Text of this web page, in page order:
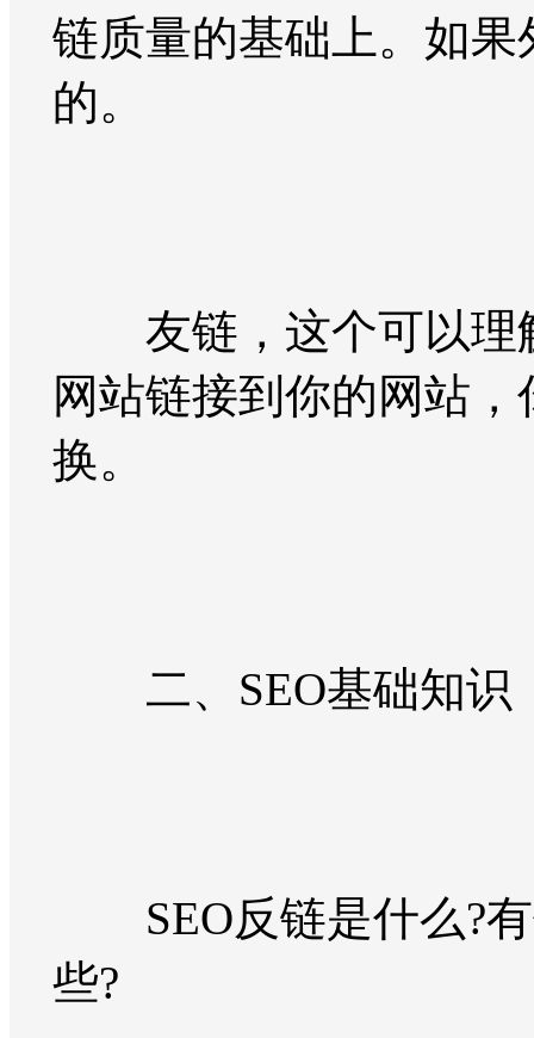
链质量的基础上。如
的。
友链，这个可以理
网站链接到你的网站
换。
二、SEO基础知识
SEO反链是什么?有
些?